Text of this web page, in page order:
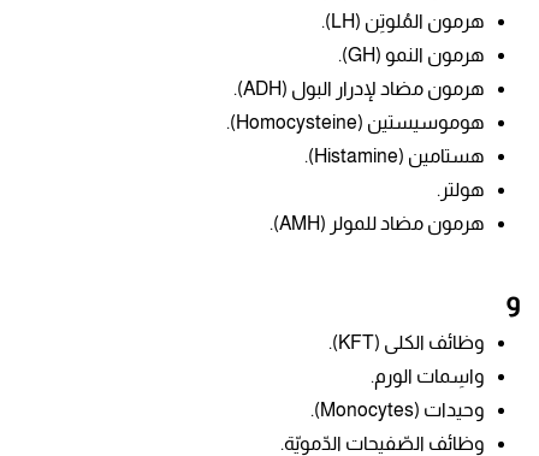
هرمون المُلوتِن (LH).
هرمون النمو (GH).
هرمون مضاد لإدرار البول (ADH).
هوموسيستين (Homocysteine).
هستامين (Histamine).
هولتر.
هرمون مضاد للمولر (AMH).
و
وظائف الكلى (KFT).
واسِمات الورم.
وحيدات (Monocytes).
وظائف الصّفيحات الدّمويّة.